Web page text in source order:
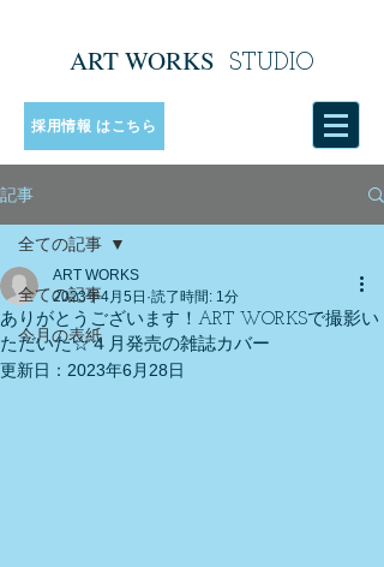
ART WORKS STUDIO
採用情報 はこちら
記事
全ての記事
今月の表紙
全ての記事
ありがとうございます！ART WORKSで撮影い
ただいた☆４月発売の雑誌カバー
ART WORKS
2023年4月5日 読了時間: 1分
更新日： 2023年6月28日